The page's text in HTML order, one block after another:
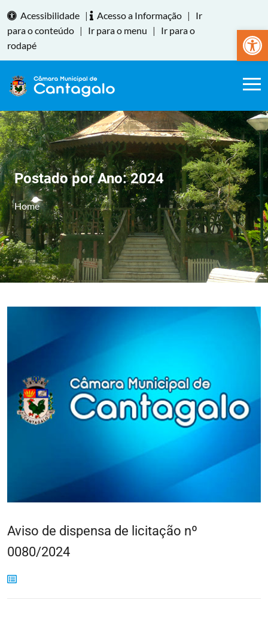
Abrir
Acessibilidade | Acesso a Informação |
Ir
para o conteúdo | Ir para o menu |
Ir para o
rodapé
Postado por Ano:2024
Home
Aviso de dispensa de licitação nº
0080/2024